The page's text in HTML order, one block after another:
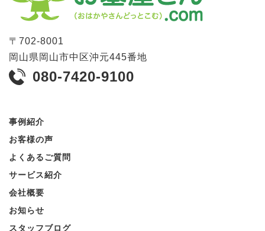
〒 702-8001
岡山県 岡山市中区沖元445番地
080-7420-9100
事例紹介
お客様の声
よくあるご質問
サービス紹介
会社概要
お知らせ
スタッフブログ